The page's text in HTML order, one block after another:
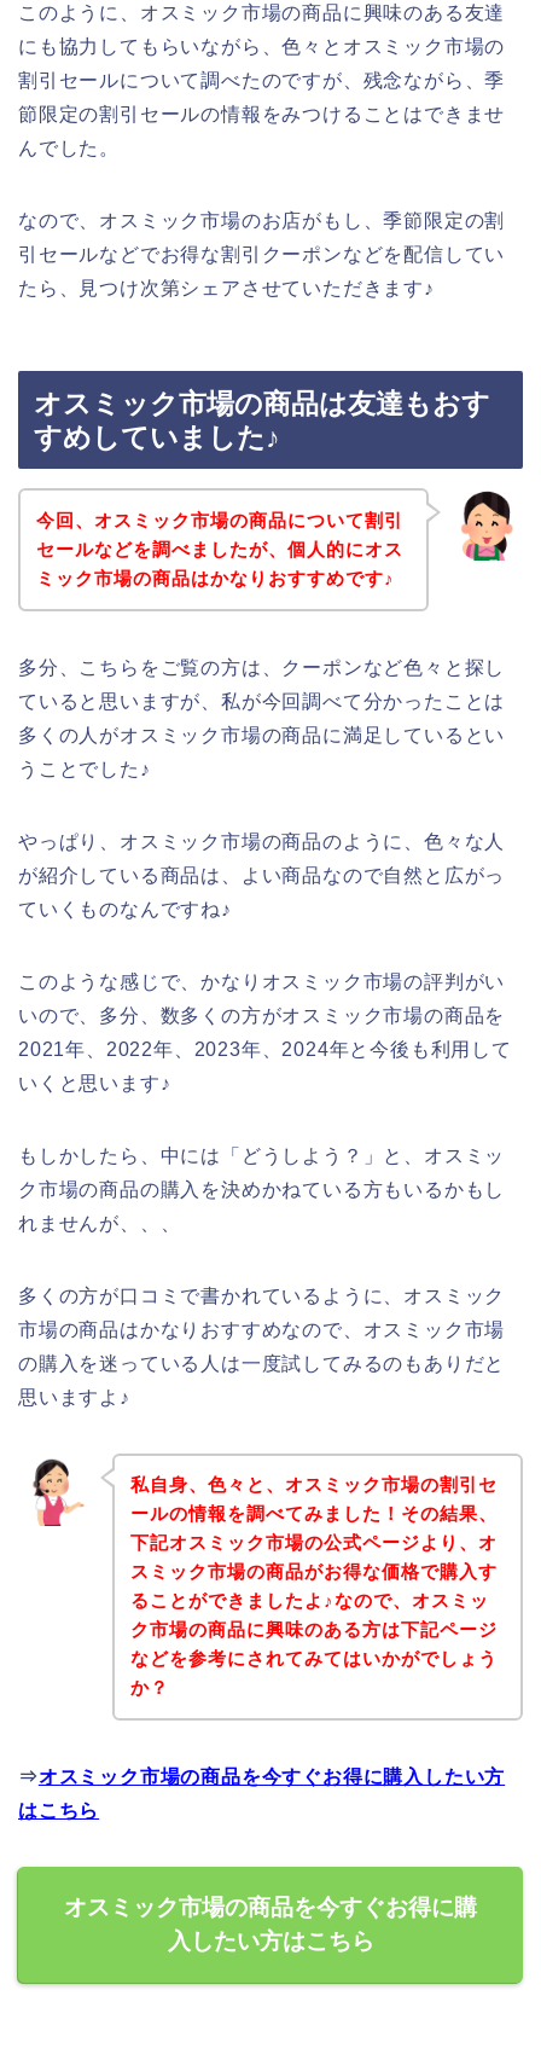
このように、オスミック市場の商品に興味のある友達
にも協力してもらいながら、色々とオスミック市場の
割引セールについて調べたのですが、残念ながら、季
節限定の割引セールの情報をみつけることはできませ
んでした。
なので、オスミック市場のお店がもし、季節限定の割
引セールなどでお得な割引クーポンなどを配信してい
たら、見つけ次第シェアさせていただきます♪
オスミック市場の商品は友達もおす
すめしていました♪
今回、オスミック市場の商品について割引
セールなどを調べましたが、個人的にオス
ミック市場の商品はかなりおすすめです♪
多分、こちらをご覧の方は、クーポンなど色々と探し
ていると思いますが、私が今回調べて分かったことは
多くの人がオスミック市場の商品に満足しているとい
うことでした♪
やっぱり、オスミック市場の商品のように、色々な人
が紹介している商品は、よい商品なので自然と広がっ
ていくものなんですね♪
このような感じで、かなりオスミック市場の評判がい
いので、多分、数多くの方がオスミック市場の商品を
2021年、2022年、2023年、2024年と今後も利用して
いくと思います♪
もしかしたら、中には「どうしよう？」と、オスミッ
ク市場の商品の購入を決めかねている方もいるかもし
れませんが、、、
多くの方が口コミで書かれているように、オスミック
市場の商品はかなりおすすめなので、オスミック市場
の購入を迷っている人は一度試してみるのもありだと
思いますよ♪
私自身、色々と、オスミック市場の割引セ
ールの情報を調べてみました！その結果、
下記オスミック市場の公式ページより、オ
スミック市場の商品がお得な価格で購入す
ることができましたよ♪なので、オスミッ
ク市場の商品に興味のある方は下記ページ
などを参考にされてみてはいかがでしょう
か？
⇒オスミック市場の商品を今すぐお得に購入したい方
はこちら
オスミック市場の商品を今すぐお得に購
入したい方はこちら